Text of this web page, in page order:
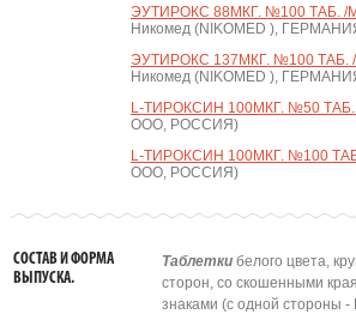
ЭУТИРОКС 88МКГ. №100 ТАБ. /
Никомед (NIKOMED ),
ЭУТИРОКС 137МКГ. №100 ТАБ.
Никомед (NIKOMED ),
L-ТИРОКСИН 100МКГ. №50
ООО, РОССИЯ)
L-ТИРОКСИН 100МКГ. №100
ООО, РОССИЯ)
СОСТАВ И ФОРМА
ВЫПУСКА.
Таблеткибелого цвета,
сторон, со скошенными
знаками (с одной стороны -